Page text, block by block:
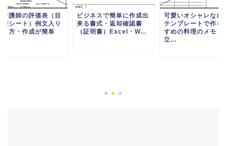
看護師の評価表（目
理シート）例文入り
き方・作成が簡単
ビジネスで簡単に作成出
来る書式・返却確認書
（証明書）Excel・W...
可愛いオシャレなレ
テンプレートで作る
すめの料理のメモ（
立...